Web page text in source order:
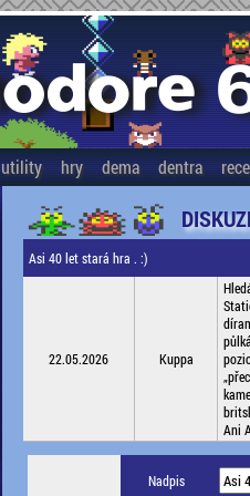
utility hry dema dentra
Asi 40 let stará hra . :)
22.05.2026 Kuppa
Ani
Nadpis